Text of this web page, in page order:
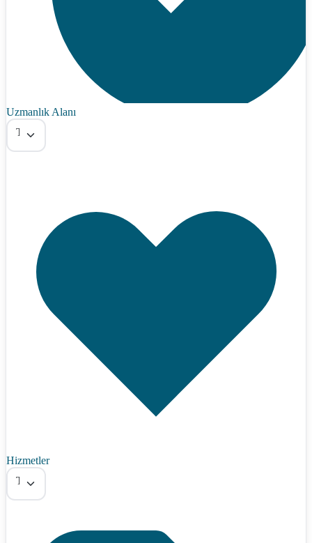
Uzmanlık Alanı
Tümü
Hizmetler
Tümü